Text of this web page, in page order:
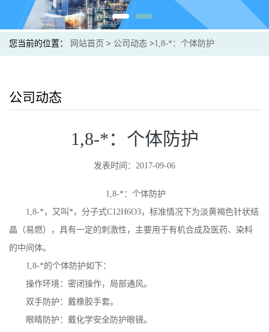
您当前的位置： 网站首页 > 公司动态 >1,8-*：个体防护
公司动态
1,8-*：个体防护
发表时间：2017-09-06
1,8-*：个体防护
1,8-*，又叫*，分子式C12H6O3，标准情况下为淡黄褐色针状结
晶（易燃），具有一定的刺激性，主要用于有机合成及医药、染料
的中间体。
1,8-*的个体防护如下：
操作环境：密闭操作，局部通风。
双手防护：戴橡胶手套。
眼睛防护：戴化学安全防护眼镜。